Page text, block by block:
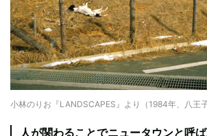
小林のりお『LANDSCAPES』より（1984年、八王子
人が関わることでニュータウンと呼